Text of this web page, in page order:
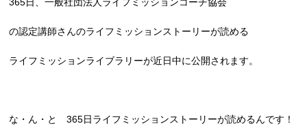
の認定講師さんのライフミッションストーリーが読める
ライフミッションライブラリーが近日中に公開されます。
な・ん・と 365日ライフミッションストーリーが読めるんです！